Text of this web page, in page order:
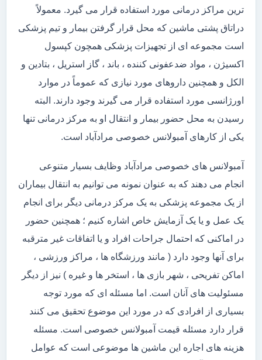
ترین مراکز درمانی مورد استفاده قرار می گیرد. معمولاً
دراتاق پشتی ماشین که محل قرار گرفتن بیمار و تیم پزشکی
است مجموعه ای از تجهیزات پزشکی همچون کپسول
اکسیژن ، مواد ضدعفونی کننده ، باند ، گاز استریل ، بتادین و
الکل و همچنین داروهای مورد نیازی که عموماً در موارد
اورژانسی مورد استفاده قرار می گیرند وجود دارند. البته
رسیدن به محل حضور بیمار و انتقال او به مرکز درمانی تنها
یکی از کارهای آمبولانس خصوصی مرادآباد است.
آمبولانس های خصوصی مرادآباد وظایف بسیار متنوعی
انجام می دهند که به عنوان نمونه می توانیم به انتقال بیماران
از یک مجموعه پزشکی به یک مرکز درمانی دیگر برای انجام
یک عمل و یا یک آزمایش خاص اشاره کنیم ؛ همچنین حضور
در اماکنی که احتمال جراحات افراد و یا اتفاقات غیر مترقبه
برای آنها وجود دارد ( مانند ورزشگاه ها ، مراکز ورزشی ،
اماکن تفریحی ، شهر بازی ها ، استخر ها و غیره ) نیز از دیگر
مسئولیت های آنان است. اما مسئله ای که مورد توجه
بسیاری از افرادی که در مورد این موضوع تحقیق می کنند
قرار دارد مسئله قیمت آمبولانس خصوصی است. مسئله
هزینه های اجاره این ماشین ها موضوعی است که عوامل